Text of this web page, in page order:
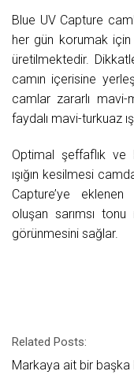
Blue UV Capture
her gün korumak
üretilmektedir.
camın içerisine
camlar zararlı mavi-
faydalı mavi-turkuaz
Optimal şeffaflık ve
ışığın kesilmesi
Capture’ye
oluşan sarımsı
görünmesini sağlar.
Related Posts:
Markaya ait bir başka